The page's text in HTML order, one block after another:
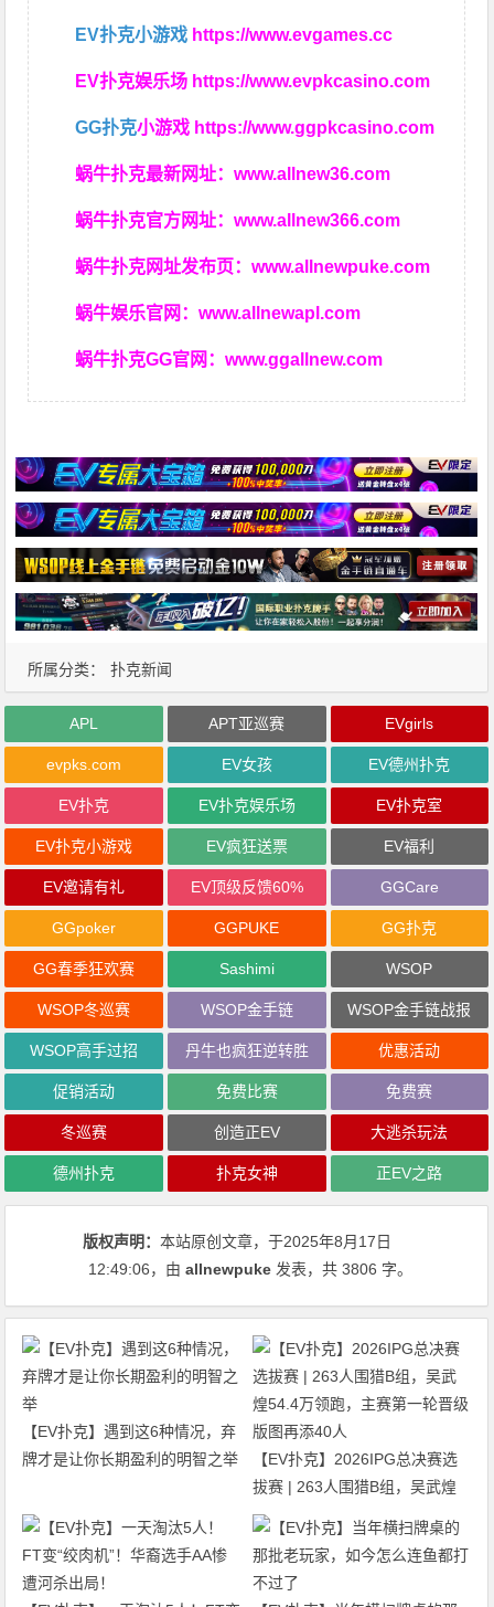
EV扑克小游戏 https://www.evgames.cc
EV扑克娱乐场 https://www.evpkcasino.com
GG扑克小游戏 https://www.ggpkcasino.com
蜗牛扑克最新网址：www.allnew36.com
蜗牛扑克官方网址：www.allnew366.com
蜗牛扑克网址发布页：www.allnewpuke.com
蜗牛娱乐官网：www.allnewapl.com
蜗牛扑克GG官网：www.ggallnew.com
所属分类： 扑克新闻
APL APT亚巡赛 EVgirls
evpks.com EV女孩 EV德州扑克
EV扑克 EV扑克娱乐场 EV扑克室
EV扑克小游戏 EV疯狂送票 EV福利
EV邀请有礼 EV顶级反馈60% GGCare
GGpoker GGPUKE GG扑克
GG春季狂欢赛 Sashimi WSOP
WSOP冬巡赛 WSOP金手链 WSOP金手链战报
WSOP高手过招 丹牛也疯狂逆转胜 优惠活动
促销活动 免费比赛 免费赛
冬巡赛 创造正EV 大逃杀玩法
德州扑克 扑克女神 正EV之路
版权声明：本站原创文章，于2025年8月17日
12:49:06，由allnewpuke 发表，共 3806 字。
【EV扑克】遇到这6种情况，弃
牌才是让你长期盈利的明智之举
【EV扑克】2026IPG总决赛选
拔赛 | 263人围猎B组，吴武煌
54.4万领跑，主赛第一轮晋级版
图再添40人